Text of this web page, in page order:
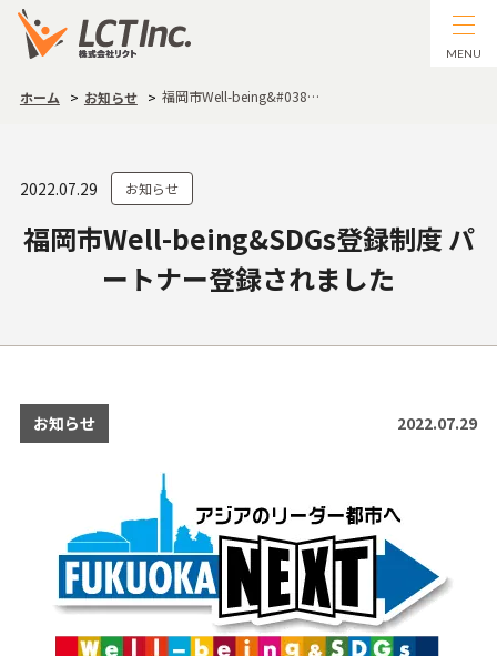
MENU
ホーム お知らせ 福岡市Well-being&#038…
2022.07.29 お知らせ
福岡市Well-being&SDGs登録制度 パ
ートナー登録されました
お知らせ 2022.07.29